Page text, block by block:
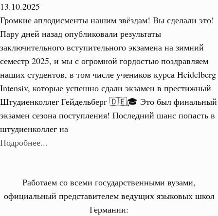
13.10.2025
Громкие аплодисменты нашим звёздам! Вы сделали это!
Пару дней назад опубликовали результаты
заключительного вступительного экзамена на зимний
семестр 2025, и мы с огромной гордостью поздравляем
наших студентов, в том числе учеников курса Heidelberg
Intensiv, которые успешно сдали экзамен в престижный
Штудиенколлег Гейдельберг 🇩🇪🎓 Это был финальный
экзамен сезона поступления! Последний шанс попасть в
штудиенколлег на
Подробнее...
Работаем со всеми государственными вузами,
официальный представителем ведущих языковых школ
Германии: